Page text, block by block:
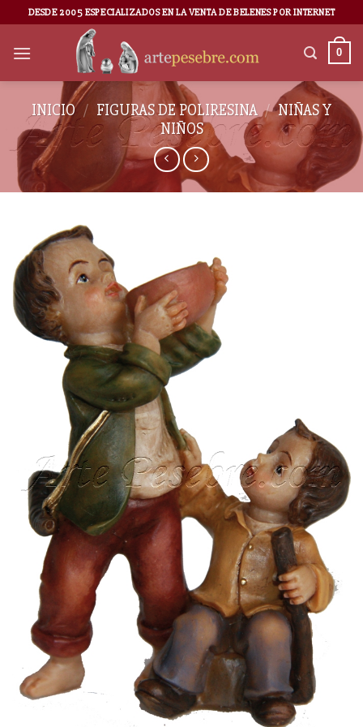
DESDE 2005 ESPECIALIZADOS EN LA VENTA DE BELENES POR INTERNET
0
INICIO / FIGURAS DE POLIRESINA / NIÑAS Y
NIÑOS